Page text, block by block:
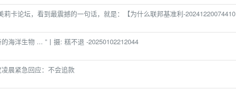
莉卡论坛，看到最震撼的一句话，就是：【为什么联邦基准利-20241220074410
的海洋生物 ... ”丨摄: 糕不退 -20250102212044
凌晨紧急回应：不会追款